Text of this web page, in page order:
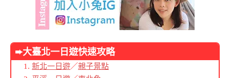
➨大臺北一日遊快速攻略
新北一日遊／親子景點